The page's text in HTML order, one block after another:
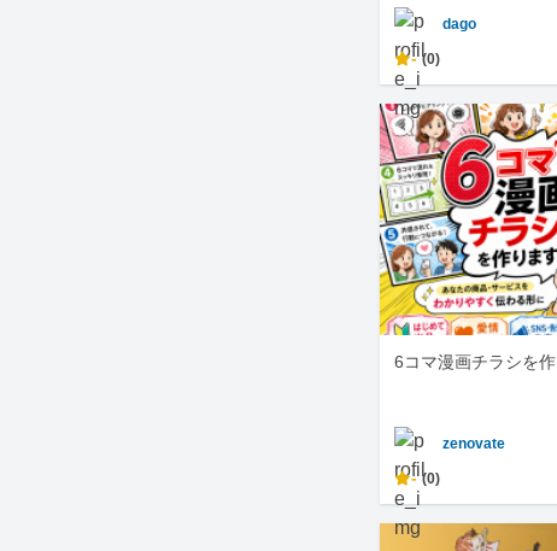
dago
- (0)
6コマ漫画チラシを
zenovate
- (0)